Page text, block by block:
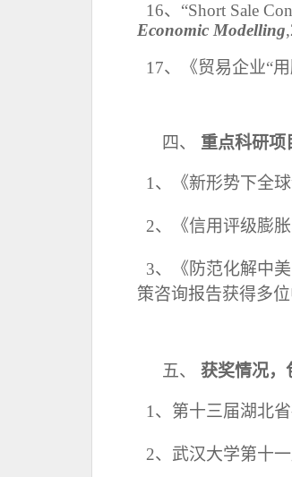
16、 “Short Sale
Economic Modelling
1 7、《贸易企业“
四、 重点科研项
1 、《新形势下全
2、《信用评级膨
3、《防范化解中
策咨询报告获得多
五、 获奖情况，
1、第十三届湖北
2、武汉大学第十